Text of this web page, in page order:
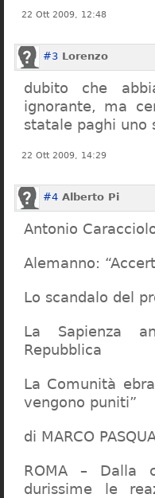
22 Ott 2009, 12:48
#3 Lorenzo
dubito che
ignorante, ma
statale paghi uno
22 Ott 2009, 14:29
#4 Alberto Pi
Antonio
Alemanno:
Lo scandalo del
La Sapienza
Repubblica
La Comunità
vengono puniti”
di MARCO
ROMA – Dalla
durissime le